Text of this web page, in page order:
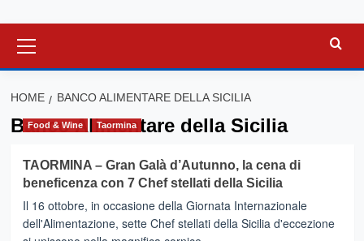
principale
HOME BANCO ALIMENTARE DELLA SICILIA
Banco Alimentare della Sicilia
Food & Wine Taormina
TAORMINA – Gran Galà d’Autunno, la cena di
beneficenza con 7 Chef stellati della Sicilia
Il 16 ottobre, in occasione della Giornata Internazionale
dell'Alimentazione, sette Chef stellati della Sicilia d'eccezione